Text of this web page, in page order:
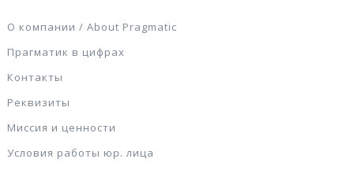
О компании / About Pragmatic
Прагматик в цифрах
Контакты
Реквизиты
Миссия и ценности
Условия работы юр. лица